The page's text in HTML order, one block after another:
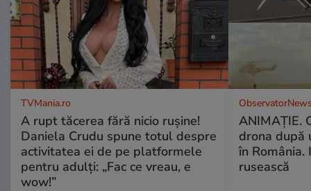
TVMania.ro
A rupt tăcerea fără nicio rușine!
Daniela Crudu spune totul despre
activitatea ei de pe platformele
pentru adulți: „Fac ce vreau, e
wow!”
ANIMAŢIE.
drona după
în România.
rusească